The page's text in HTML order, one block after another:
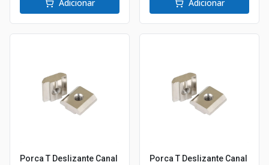
Adicionar Adicionar
Porca T Deslizante Canal
Porca T Deslizante Canal